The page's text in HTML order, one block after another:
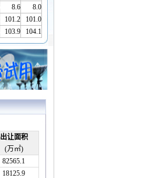
8.6
8.0
101.2
101.0
103.9 104.1
出让面积
(万㎡)
82565.1
18125.9